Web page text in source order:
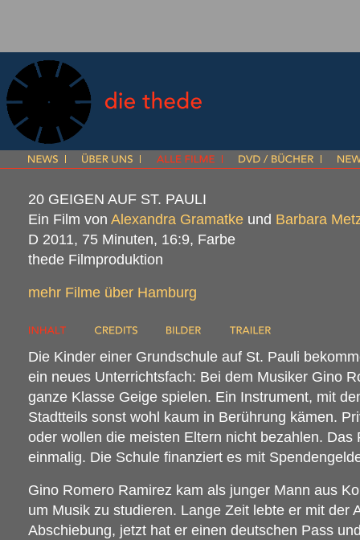
20 GEIGEN AUF ST. PAULI
Ein Film von Alexandra Gramatke und Barbara
D 2011, 75 Minuten, 16:9, Farbe
thede Filmproduktion
mehr Filme über Hamburg
Die Kinder einer Grundschule auf St. Pauli
ein neues Unterrichtsfach: Bei dem Musiker Gino
ganze Klasse Geige spielen. Ein Instrument, mit
Stadtteils sonst wohl kaum in Berührung kämen.
oder wollen die meisten Eltern nicht bezahlen. Das
einmalig. Die Schule finanziert es mit
Gino Romero Ramirez kam als junger Mann aus
um Musik zu studieren. Lange Zeit lebte er mit der
Abschiebung, jetzt hat er einen deutschen Pass